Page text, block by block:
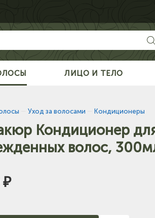
ЛИЦО И ТЕЛО
Уход за волосами Кондиционеры
Кондиционер
волос,